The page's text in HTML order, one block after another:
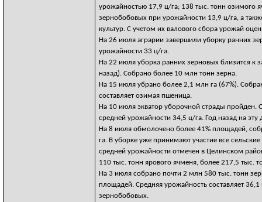
урожайностью 17,9 ц/га; 138 тыс. тонн озимого
зернобобовых при урожайности 13,9 ц/га, а
культур. С учетом их валового сбора урожай
На 26 июля аграрии завершили уборку ранних
урожайности 33 ц/га.
На 22 июля уборка ранних зерновых близится к
назад). Собрано более 10 млн тонн зерна.
На 15 июля убрано более 2,1 млн га (67%).
составляет озимая пшеница.
На 10 июля экватор уборочной страды
средней урожайности 34,5 ц/га. Год назад на
На 8 июля обмолочено более 41% площадей,
га. В уборке уже принимают участие все
средней урожайности отмечен в Целинском
110 тыс. тонн ярового ячменя, более 217,5 тыс.
На 3 июля собрано почти 2 млн 580 тыс. тонн
площадей. Средняя урожайность составляет
зернобобовых.